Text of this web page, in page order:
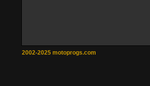
2002-2025 motoprogs.com